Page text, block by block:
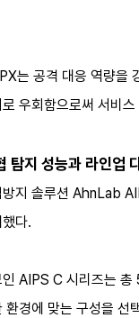
는 공격 대응 역량을
우회함으로써 서비
탐지 성능과 라인
지 솔루션 AhnLab
다.
인 AIPS C 시리즈는
환경에 맞는 구성을 선